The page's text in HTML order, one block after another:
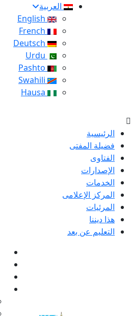
العربية
الرئيسية
فضيلة المفتى
الفتاوى
الإصدارات
الخدمات
المركز الإعلامى
المرئيات
هذا ديننا
التعليم عن بعد